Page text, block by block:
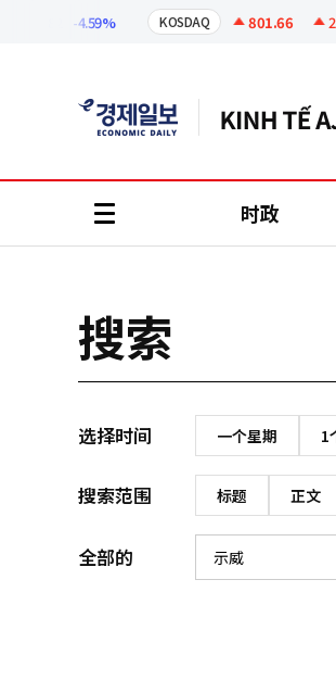
-4.59% KOSDAQ 801.66 2.07
时政
搜索
选择时间 一个星期 1
搜索范围 标题 正文
全部的